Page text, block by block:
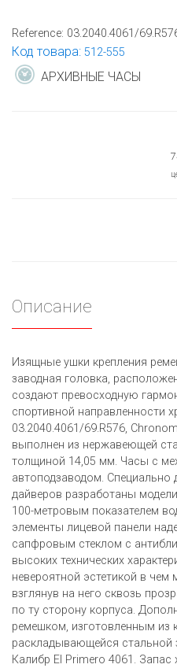
Reference: 03.2040.4061/
Код товара: 512-555
АРХИВНЫЕ ЧАСЫ
Описание
Изящные ушки крепления
заводная головка,
создают превосходную
спортивной направленности
03.2040.4061/69.R576,
выполнен из нержавеющей
толщиной 14,05 мм. Часы с
автоподзаводом.
дайверов разработаны
100-метровым показателем
элементы лицевой панели
сапфровым стеклом с
высоких технических
невероятной эстетикой в чем
взглянув на него сквозь
по ту сторону корпуса.
ремешком, изготовленным из
раскладывающейся стальной
Калибр El Primero 4061. Запас